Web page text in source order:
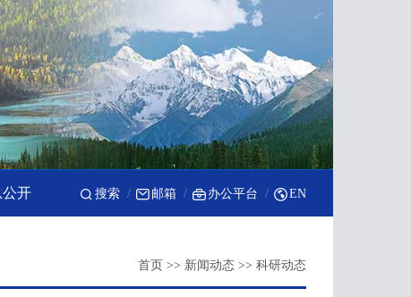
开 搜索 邮箱 办公平台 EN
首页 >> 新闻动态 >> 科研动态